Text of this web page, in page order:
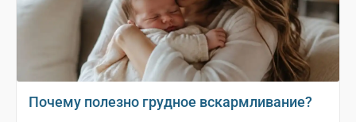
Почему полезно грудное вскармливание?